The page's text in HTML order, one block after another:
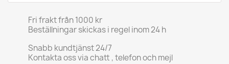
Fri frakt från 1000 kr
Beställningar skickas i regel inom 24 h
Snabb kundtjänst 24/7
Kontakta oss via chatt , telefon och mejl